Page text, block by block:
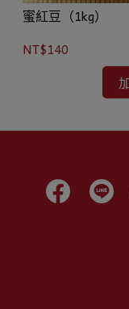
蜜紅豆（1kg）
NT$140